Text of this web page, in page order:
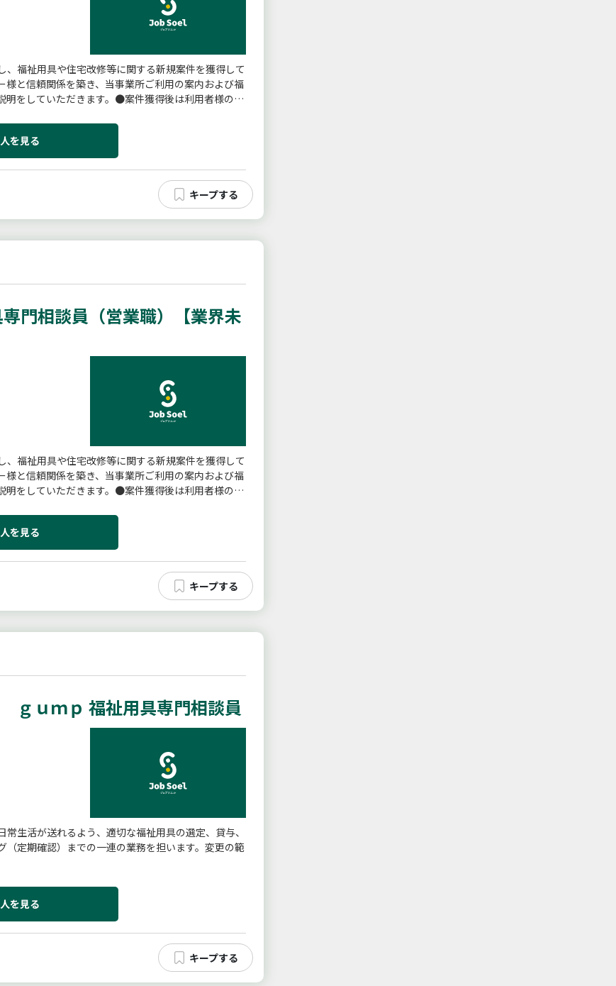
福祉用具や住宅改修等に関する新規案件を獲得して
と信頼関係を築き、当事業所ご利用の案内および福
明をしていただきます。●案件獲得後は利用者様のお
を見る
門相談員（営業職）【業界未
福祉用具や住宅改修等に関する新規案件を獲得して
と信頼関係を築き、当事業所ご利用の案内および福
明をしていただきます。●案件獲得後は利用者様のお
を見る
ｕｍｐ 福祉用具専門相談員
生活が送れるよう、適切な福祉用具の選定、貸与、
（定期確認）までの一連の業務を担います。変更の範
を見る